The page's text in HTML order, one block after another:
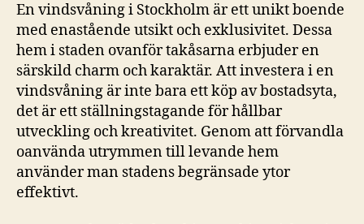
En vindsvåning i Stockholm är ett unikt boende
med enastående utsikt och exklusivitet. Dessa
hem i staden ovanför takåsarna erbjuder en
särskild charm och karaktär. Att investera i en
vindsvåning är inte bara ett köp av bostadsyta,
det är ett ställningstagande för hållbar
utveckling och kreativitet. Genom att förvandla
oanvända utrymmen till levande hem
använder man stadens begränsade ytor
effektivt.